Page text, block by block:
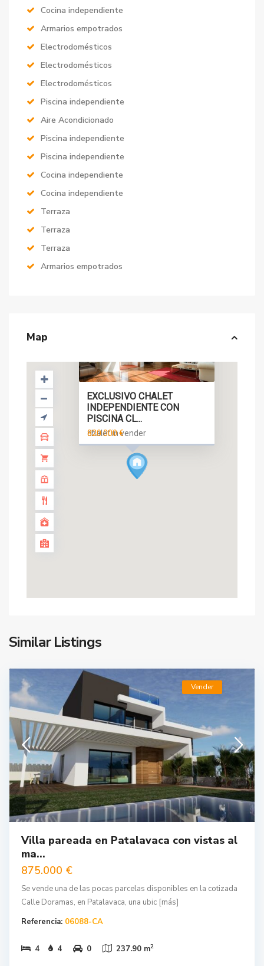
Cocina independiente
Armarios empotrados
Electrodomésticos
Electrodomésticos
Electrodomésticos
Piscina independiente
Aire Acondicionado
Piscina independiente
Piscina independiente
Cocina independiente
Cocina independiente
Terraza
Terraza
Terraza
Armarios empotrados
Map
EXCLUSIVO CHALET
INDEPENDIENTE CON
PISCINA CL...
chalet in vender
820.000 €
Similar Listings
Vender
Villa pareada en Patalavaca con vistas al
ma...
875.000 €
Se vende una de las pocas parcelas disponibles en la cotizada
Calle Doramas, en Patalavaca, una ubic [más]
Referencia: 06088-CA
4 4 0 237.90 m2